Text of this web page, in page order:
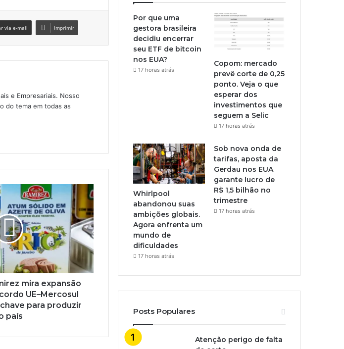
via e-mail Imprimir
e Empresariais. Nosso
do tema em todas as
mira expansão
UE–Mercosul
para produzir
país
Por que uma
gestora brasileira
decidiu encerrar
seu ETF de bitcoin
nos EUA?
17 horas atrás
Copom: mercado
prevê corte de 0,25
ponto. Veja o que
esperar dos
investimentos que
seguem a Selic
17 horas atrás
Whirlpool
abandonou suas
ambições globais.
Agora enfrenta um
mundo de
dificuldades
17 horas atrás
Sob nova onda de
tarifas, aposta da
Gerdau nos EUA
garante lucro de
R$ 1,5 bilhão no
trimestre
17 horas atrás
Posts Populares
Atenção perigo de falta